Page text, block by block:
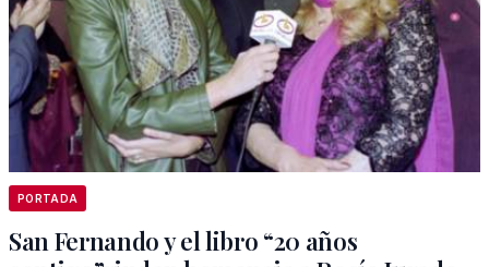
PORTADA
San Fernando y el libro “20 años